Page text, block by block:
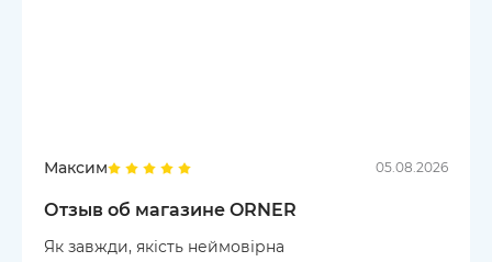
Максим 05.08.2026
Отзыв об магазине ORNER
Як завжди, якість неймовірна